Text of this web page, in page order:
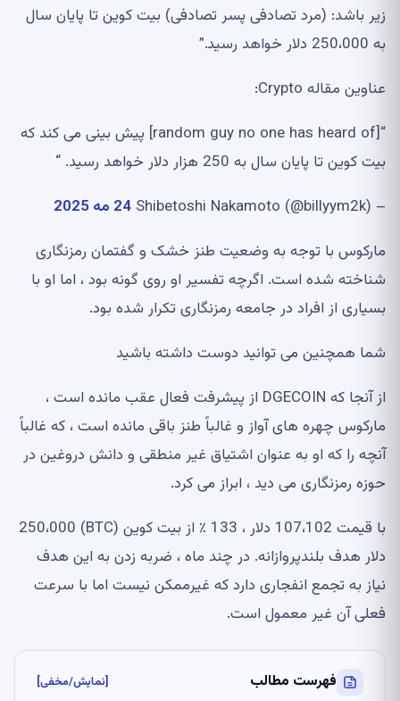
زیر باشد: (مرد تصادفی پسر تصادفی) بیت کوین تا پایان سال
به 250،000 دلار خواهد رسید.”
عناوین مقاله Crypto:
“[random guy no one has heard of] پیش بینی می کند که
بیت کوین تا پایان سال به 250 هزار دلار خواهد رسید. “
– Shibetoshi Nakamoto (@billyym2k)
24 مه 2025
ماركوس با توجه به وضعیت طنز خشک و گفتمان رمزنگاری
شناخته شده است. اگرچه تفسیر او روی گونه بود ، اما او با
بسیاری از افراد در جامعه رمزنگاری تکرار شده بود.
شما همچنین می توانید دوست داشته باشید
از آنجا که DGECOIN از پیشرفت فعال عقب مانده است ،
ماركوس چهره های آواز و غالباً طنز باقی مانده است ، كه غالباً
آنچه را كه او به عنوان اشتیاق غیر منطقی و دانش دروغین در
حوزه رمزنگاری می دید ، ابراز می كرد.
با قیمت 107،102 دلار ، 133 ٪ از بیت کوین (BTC) 250،000
دلار هدف بلندپروازانه. در چند ماه ، ضربه زدن به این هدف
نیاز به تجمع انفجاری دارد که غیرممکن نیست اما با سرعت
فعلی آن غیر معمول است.
فهرست مطالب [نمایش/مخفی]